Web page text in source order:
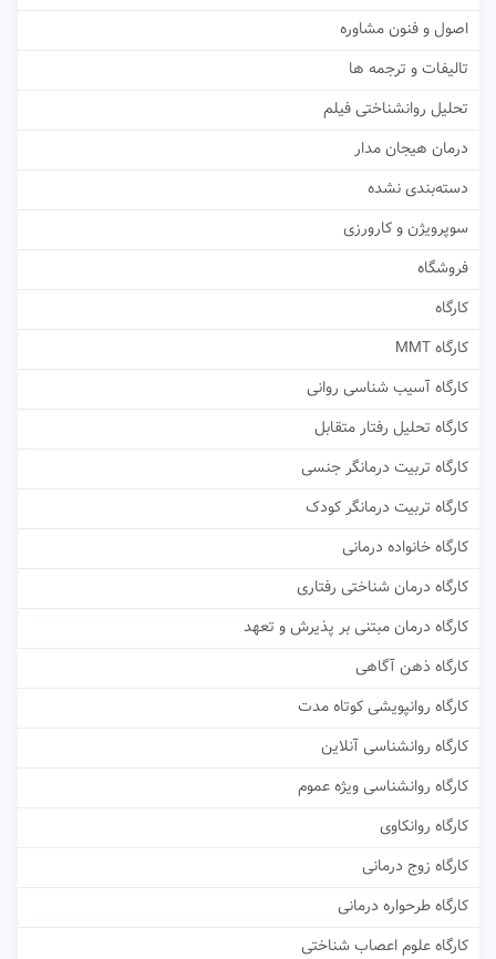
اصول و فنون مشاوره
تالیفات و ترجمه ها
تحلیل روانشناختی فیلم
درمان هیجان مدار
دسته‌بندی نشده
سوپرویژن و کارورزی
فروشگاه
کارگاه
کارگاه MMT
کارگاه آسیب شناسی روانی
کارگاه تحلیل رفتار متقابل
کارگاه تربیت درمانگر جنسی
کارگاه تربیت درمانگر کودک
کارگاه خانواده درمانی
کارگاه درمان شناختی رفتاری
کارگاه درمان مبتنی بر پذیرش و تعهد
کارگاه ذهن آگاهی
کارگاه روانپویشی کوتاه مدت
کارگاه روانشناسی آنلاین
کارگاه روانشناسی ویژه عموم
کارگاه روانکاوی
کارگاه زوج درمانی
کارگاه طرحواره درمانی
کارگاه علوم اعصاب شناختی